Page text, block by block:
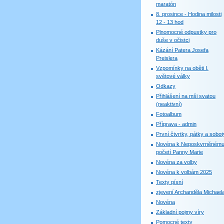
maratón
8. prosince - Hodina milosti
12 - 13 hod
Plnomocné odpustky pro
duše v očistci
Kázání Patera Josefa
Preislera
Vzpomínky na oběti I.
světové války
Odkazy
Přihlášení na mši svatou
(neaktivní)
Fotoalbum
Příprava - admin
První čtvrtky, pátky a
Novéna k Neposkvrněnému
početí Panny Marie
Novéna za volby
Novéna k volbám 2025
Texty písní
zjevení Archanděla
Novéna
Základní pojmy víry
Pomocné texty